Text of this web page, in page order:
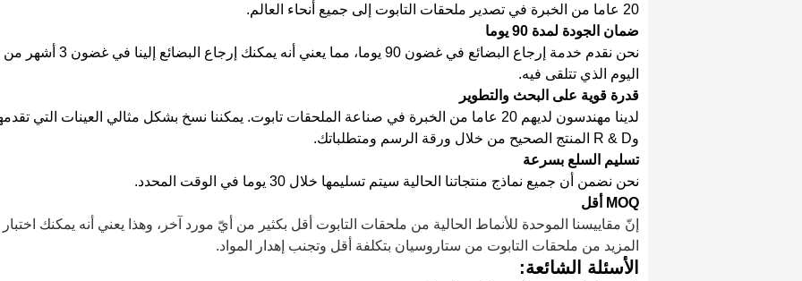
20 عاما من الخبرة في تصدير ملحقات التابوت إلى جميع أنحاء العالم.
ضمان الجودة لمدة 90 يوما
نحن نقدم خدمة إرجاع البضائع في غضون 90 يوما، مما يعني أنه يمكنك إرجاع البضائع إلينا في غضون 3 أشهر من
اليوم الذي تتلقى فيه.
قدرة قوية على البحث والتطوير
لدينا مهندسون لديهم 20 عاما من الخبرة في صناعة الملحقات تابوت. يمكننا نسخ بشكل مثالي العينات التي
وR & D المنتج الصحيح من خلال ورقة الرسم ومتطلباتك.
تسليم السلع بسرعة
نحن نضمن أن جميع نماذج منتجاتنا الحالية سيتم تسليمها خلال 30 يوما في الوقت المحدد.
MOQ أقل
إنّ مقاييسنا الموحدة للأنماط الحالية من ملحقات التابوت أقل بكثير من أيّ مورد آخر، وهذا يعني أنه يمكنك اختبار
المزيد من ملحقات التابوت من ستاروسيان بتكلفة أقل وتجنب إهدار المواد.
الأسئلة الشائعة: